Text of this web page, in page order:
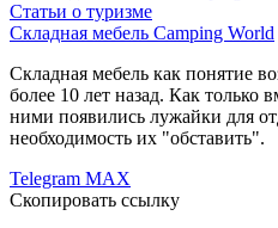
Статьи о туризме
Складная мебель Camping World
Складная мебель как понятие
более 10 лет назад. Как только
ними появились лужайки для
необходимость их "обставить".
Telegram MAX
Скопировать ссылку